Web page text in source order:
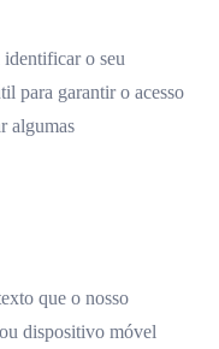
o seu
para garantir o acesso
algumas
que o nosso
dispositivo móvel